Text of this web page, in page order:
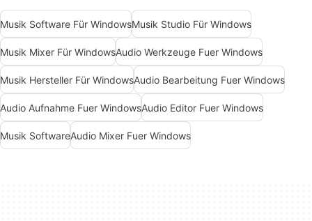
Musik Software Für WindowsMusik Studio Für Windows
Musik Mixer Für WindowsAudio Werkzeuge Fuer Windows
Musik Hersteller Für WindowsAudio Bearbeitung Fuer Windows
Audio Aufnahme Fuer WindowsAudio Editor Fuer Windows
Musik SoftwareAudio Mixer Fuer Windows